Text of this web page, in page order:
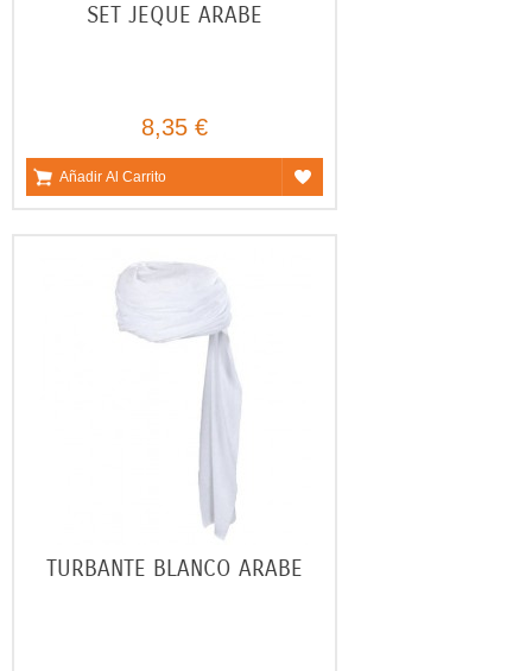
SET JEQUE ARABE
8,35 €
Añadir Al Carrito
TURBANTE BLANCO ARABE